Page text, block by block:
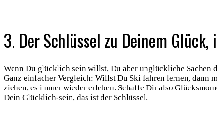
3. Der Schlüssel zu Deinem
Wenn Du glücklich sein willst, Du aber unglückliche Sachen
Ganz einfacher Vergleich: Willst Du Ski fahren lernen, dann
ziehen, es immer wieder erleben. Schaffe Dir also
Dein Glücklich-sein, das ist der Schlüssel.